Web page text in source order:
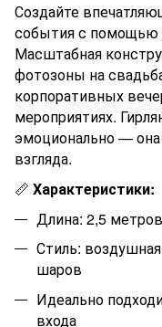
Создайте
события с помощью
Масштабная
фотозоны на
корпоративных
мероприятиях.
эмоционально —
взгляда.
📏 Характеристики:
Длина: 2,5 метров
Стиль:
шаров
Идеально
входа